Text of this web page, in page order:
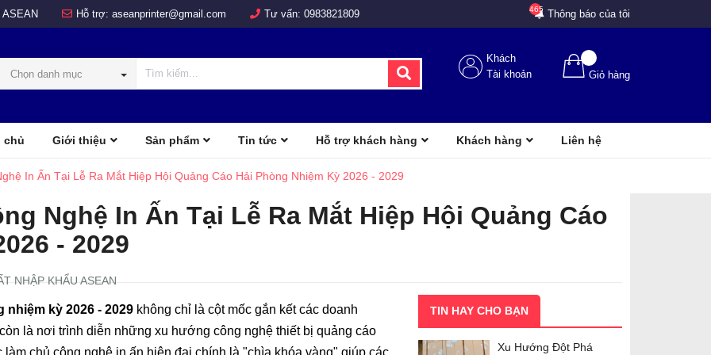
Hỗ trợ: aseanprinter@gmail.com Tư vấn: 0983821809 Thông báo của tôi
465
Chọn danh mục Giỏ hàng
Khách
Tài khoản
chủ Giới thiệu Sản phẩm Tin tức Hỗ trợ khách hàng Khách hàng Liên hệ
In Ấn Tại Lễ Ra Mắt Hiệp Hội Quảng Cáo Hải Phòng Nhiệm Kỳ 2026 - 2029
Nghệ In Ấn Tại Lễ Ra Mắt Hiệp Hội Quảng Cáo
- 2029
NHẬP KHẨU ASEAN
nhiệm kỳ 2026 - 2029 không chỉ là cột mốc gắn kết các doanh
là nơi trình diễn những xu hướng công nghệ thiết bị quảng cáo
chủ công nghệ in ấn hiện đại chính là "chìa khóa vàng" giúp các
TIN HAY CHO BẠN
Xu Hướng Đột Phá